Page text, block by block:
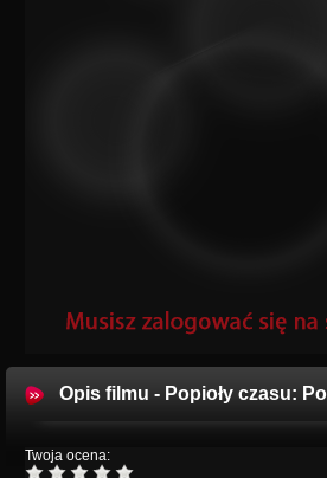
Opis filmu - Popioły czasu:
Twoja ocena: